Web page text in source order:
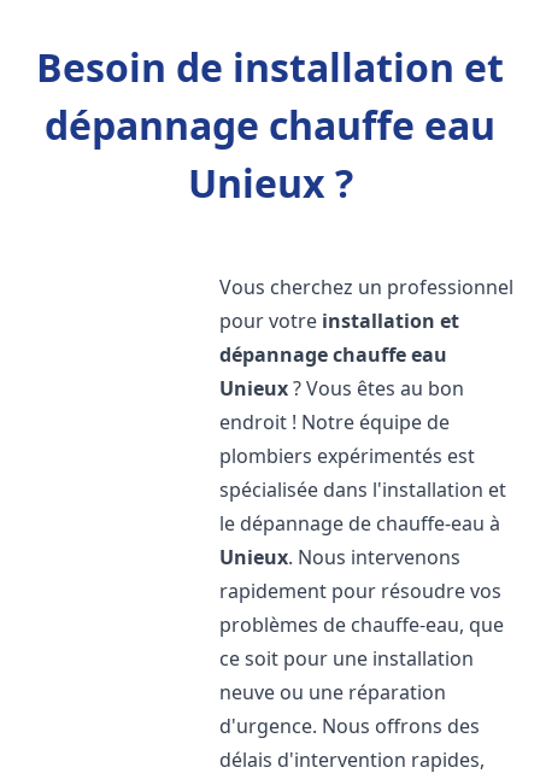
Besoin de installation et
dépannage chauffe eau
Unieux ?
Vous cherchez un professionnel
pour votre installation et
dépannage chauffe eau
Unieux? Vous êtes au bon
endroit ! Notre équipe de
plombiers expérimentés est
spécialisée dans l'installation et
le dépannage de chauffe-eau à
Unieux. Nous intervenons
rapidement pour résoudre vos
problèmes de chauffe-eau, que
ce soit pour une installation
neuve ou une réparation
d'urgence. Nous offrons des
délais d'intervention rapides,